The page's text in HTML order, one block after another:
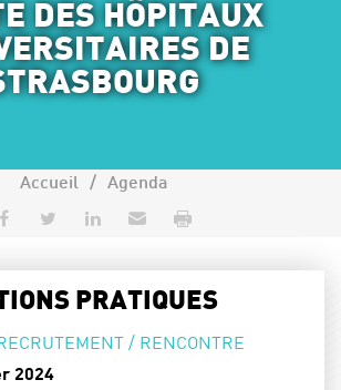
DES HÔPITAUX
DE
Accueil Agenda
Partager sur Facebook
Partager sur Twitter
Partager sur LinkedIn
Envoyer par e-mail
PRATIQUES
:
/ RENCONTRE
2024